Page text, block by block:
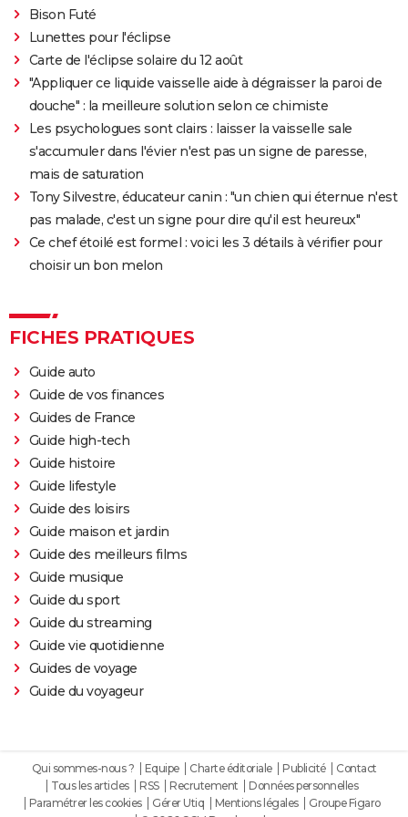
Le Comte de Monte-Cristo : le film avec Pierre Niney
est-il inspiré d'une histoire vraie ?
Juré n°2 : s'agit-il (véritablement) du dernier film de
Clint Eastwood ?
Le Parrain
Il était une fois en Amérique
Peter von Kant
Nomadland : synopsis, casting, Oscars, photos,
streaming, avis...
Jacob Elordi présenté au Festival de Cannes ?
Bison Futé
Lunettes pour l'éclipse
Carte de l'éclipse solaire du 12 août
"Appliquer ce liquide vaisselle aide à dégraisser la paroi de
douche" : la meilleure solution selon ce chimiste
Les psychologues sont clairs : laisser la vaisselle sale
s'accumuler dans l'évier n'est pas un signe de paresse,
mais de saturation
Tony Silvestre, éducateur canin : "un chien qui éternue n'est
pas malade, c'est un signe pour dire qu'il est heureux"
Ce chef étoilé est formel : voici les 3 détails à vérifier pour
choisir un bon melon
FICHES PRATIQUES
Guide auto
Guide de vos finances
Guides de France
Guide high-tech
Guide histoire
Guide lifestyle
Guide des loisirs
Guide maison et jardin
Guide des meilleurs films
Guide musique
Guide du sport
Guide du streaming
Guide vie quotidienne
Guides de voyage
Guide du voyageur
Qui sommes-nous ? Equipe Charte éditoriale Publicité
Contact
Tous les articles
RSS Recrutement
Données personnelles
Paramétrer les cookies
Gérer Utiq Mentions légales
Groupe Figaro